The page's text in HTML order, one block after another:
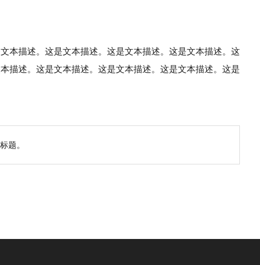
本描述。这是文本描述。这是文本描述。这是文本描述。这
描述。这是文本描述。这是文本描述。这是文本描述。这是
题。